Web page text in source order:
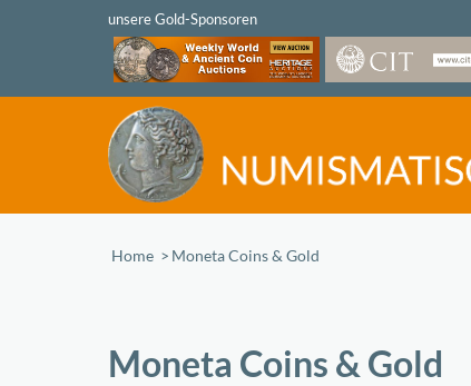
Home /Moneta Coins & Gold
Moneta Coins & Gold